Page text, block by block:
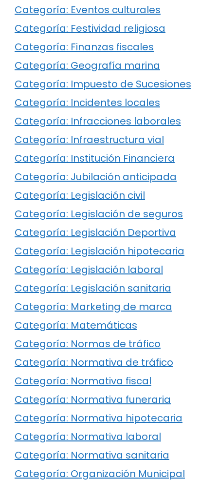
Categoría: Eventos culturales
Categoría: Festividad religiosa
Categoría: Finanzas fiscales
Categoría: Geografía marina
Categoría: Impuesto de Sucesiones
Categoría: Incidentes locales
Categoría: Infracciones laborales
Categoría: Infraestructura vial
Categoría: Institución Financiera
Categoría: Jubilación anticipada
Categoría: Legislación civil
Categoría: Legislación de seguros
Categoría: Legislación Deportiva
Categoría: Legislación hipotecaria
Categoría: Legislación laboral
Categoría: Legislación sanitaria
Categoría: Marketing de marca
Categoría: Matemáticas
Categoría: Normas de tráfico
Categoría: Normativa de tráfico
Categoría: Normativa fiscal
Categoría: Normativa funeraria
Categoría: Normativa hipotecaria
Categoría: Normativa laboral
Categoría: Normativa sanitaria
Categoría: Organización Municipal